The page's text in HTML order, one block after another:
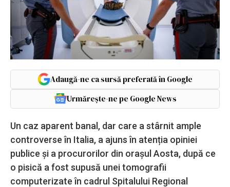
Adaugă-ne ca sursă preferată în Google
Urmărește-ne pe Google News
Un caz aparent banal, dar care a stârnit ample
controverse în Italia, a ajuns în atenția opiniei
publice și a procurorilor din orașul Aosta, după ce
o pisică a fost supusă unei tomografii
computerizate în cadrul Spitalului Regional